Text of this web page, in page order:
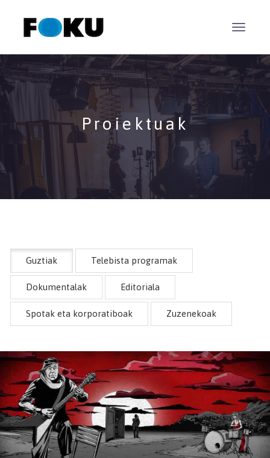
Proiektuak
Guztiak Telebista programak
Dokumentalak Editoriala
Spotak eta korporatiboak Zuzenekoak